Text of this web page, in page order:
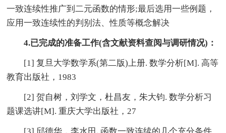
一致连续性推广到二元函数的情形;最后选用一些例题，
应用一致连续性的判别法、性质等概念解决
4.已完成的准备工作(含文献资料查阅与调研情况)：
[1] 复旦大学数学系(第二版)上册. 数学分析[M]. 高等
教育出版社，1983
[2] 贺自树，刘学文，杜昌友，朱大钧. 数学分析习
题课选讲[M]. 重庆大学出版社，27
[3] 邱德华，李水田. 函数一致连续的几个充分条件